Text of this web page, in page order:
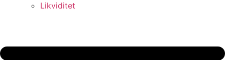
Likviditet